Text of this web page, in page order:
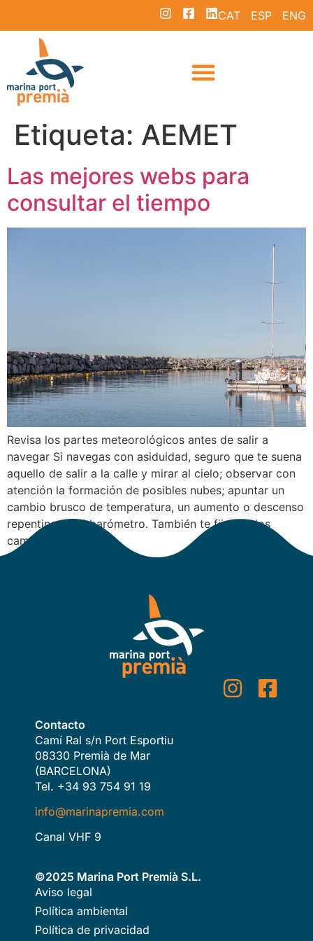
CAT ESP ENG
Etiqueta: AEMET
Las mejores webs para
consultar el tiempo
Revisa los partes meteorológicos antes de salir a
navegar Si navegas con asiduidad, seguro que te suena
aquello de salir a la calle y mirar al cielo; observar con
atención la formación de posibles nubes; apuntar un
cambio brusco de temperatura, un aumento o descenso
repentino en el barómetro. También te fijas en los
cambios […]
Contacto
Camí Ral s/n Port Esportiu
08330 Premià de Mar
(BARCELONA)
Tel. +34 93 754 91 19
info@marinapremia.com
Canal VHF 9
©2025 Marina Port Premià S.L.
Aviso legal
Política ambiental
Política de privacidad